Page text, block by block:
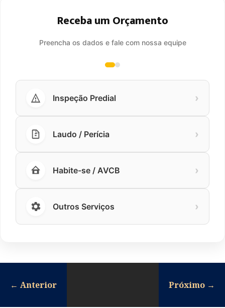
Receba um Orçamento
Preencha os dados e fale com nossa equipe
Inspeção Predial ›
Laudo / Perícia ›
Habite-se / AVCB ›
Outros Serviços ›
← Anterior Próximo →